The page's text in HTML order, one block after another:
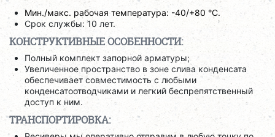
Мин./макс. рабочая температура: -40/+80 °C.
Срок службы: 10 лет.
КОНСТРУКТИВНЫЕ ОСОБЕННОСТИ:
Полный комплект запорной арматуры;
Увеличенное пространство в зоне слива конденсата
обеспечивает совместимость с любыми
конденсатоотводчиками и легкий беспрепятственный
доступ к ним.
ТРАНСПОРТИРОВКА: